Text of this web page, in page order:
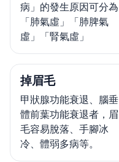
病」的發生原因可分為
「肺氣虛」「肺脾氣
虛」「腎氣虛」
掉眉毛
甲狀腺功能衰退、腦垂
體前葉功能衰退者，眉
毛容易脫落、手腳冰
冷、體弱多病等。